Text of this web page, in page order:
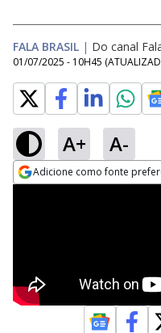
FALA BRASIL | Do canal
01/07/2025 - 10H45
A+ A-
Adicione como fonte